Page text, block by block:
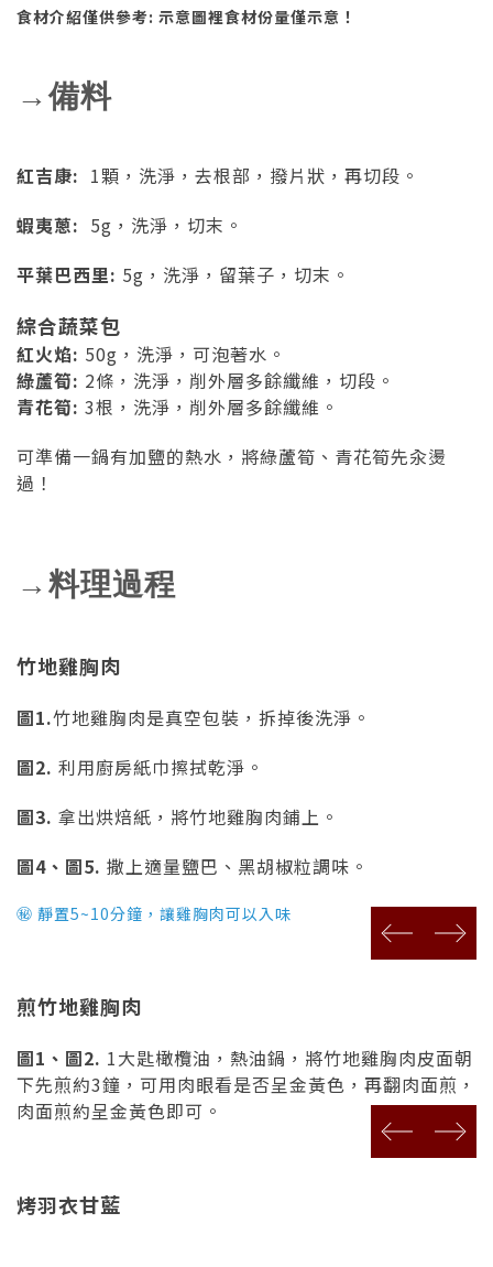
食材介紹僅供參考: 示意圖裡食材份量僅示意！
→備料
紅吉康: 1顆， 洗淨，去根部，撥片狀，再切段。
蝦夷蔥: 5g， 洗淨，切末。
平葉巴西里: 5g， 洗淨，留葉子，切末。
綜合蔬菜包
紅火焰: 50g， 洗淨，可泡著水。
綠蘆筍: 2條， 洗淨，削外層多餘纖維，切段。
青花筍: 3根， 洗淨，削外層多餘纖維。
可準備一鍋有加鹽的熱水，將綠蘆筍、青花筍先汆燙
過！
→料理過程
竹地雞胸肉
圖1.竹地雞胸肉是真空包裝，拆掉後洗淨。
圖2. 利用廚房紙巾擦拭乾淨。
圖3. 拿出烘焙紙，將竹地雞胸肉鋪上。
圖4、圖5. 撒上適量鹽巴、黑胡椒粒調味。
㊙ 靜置5~10分鐘，讓雞胸肉可以入味
prev next
煎竹地雞胸肉
圖1、圖2. 1大匙橄欖油，熱油鍋，將竹地雞胸肉皮面朝
下先煎約3鐘，可用肉眼看是否呈金黃色，再翻肉面煎，
肉面煎約呈金黃色即可。
prev next
烤羽衣甘藍